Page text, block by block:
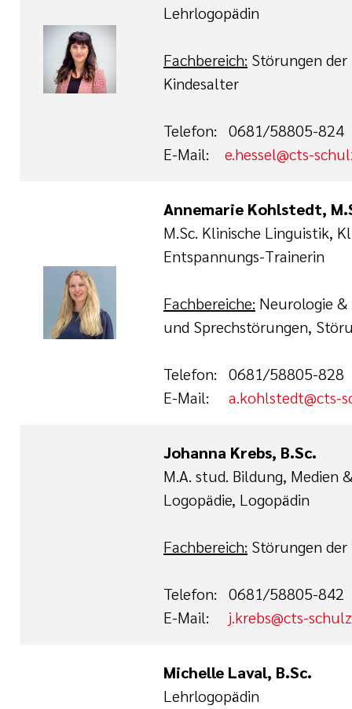
Lehrlogopädin
Fachbereich: Störungen der
Kindesalter
Telefon: 0681/58805-824
E-Mail: e.hessel@cts-
Annemarie Kohlstedt,
M.Sc. Klinische Linguistik,
Entspannungs-Trainerin
Fachbereiche: Neurologie &
und Sprechstörungen,
Telefon: 0681/58805-828
E-Mail: a.kohlstedt@cts-
Johanna Krebs, B.Sc.
M.A. stud. Bildung, Medien
Logopädie, Logopädin
Fachbereich: Störungen der
Telefon: 0681/58805-842
E-Mail: j.krebs@cts-
Michelle Laval, B.Sc.
Lehrlogopädin